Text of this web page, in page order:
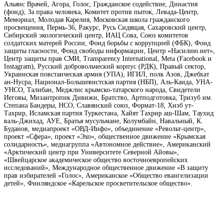
Альянс Врачей, Агора, Голос, Гражданское содействие, Династия
(фонд), За права человека, Комитет против пыток, Левада-Центр,
Мемориал, Молодая Карелия, Московская школа гражданского
просвещения, Пермь-36, Ракурс, Русь Сидящая, Сахаровский центр,
Сибирский экологический центр, ИАЦ Сова, Союз комитетов
солдатских матерей России, Фонд борьбы с коррупцией (ФБК), Фонд
защиты гласности, Фонд свободы информации, Центр «Насилию.нет»,
Центр защиты прав СМИ, Transparency International, Meta (Facebook и
Instagram), Русский добровольческий корпус (РДК), Правый сектор,
Украинская повстанческая армия (УПА), ИГИЛ, полк Азов, Джебхат
ан-Нусра, Национал-Большевистская партия (НБП), Аль-Каида, УНА-
УНСО, Талибан, Меджлис крымско-татарского народа, Свидетели
Иеговы, Мизантропик Дивижн, Братство, Артподготовка, Тризуб им.
Степана Бандеры, НСО, Славянский союз, Формат-18, Хизб ут-
Тахрир, Исламская партия Туркестана, Хайят Тахрир аш-Шам, Таухид
валь-Джихад, АУЕ, Братья мусульмане, Колумбайн, Навальный, К.
Буданов, медиапроект «ОВД-Инфо», объединение «Револьт-центр»,
проект «Сфера», проект «Эхо», общественное движение «Крымская
солидарность», медиагруппа «Автономное действие», Американский
«Арктический центр при Университете Северной Айовы»,
«Швейцарское академическое общество восточноевропейских
исследований», Международное общественное движение «В защиту
прав избирателей «Голос», Американское «Общество евангелизации
детей», Финляндское «Карельское просветительское общество».